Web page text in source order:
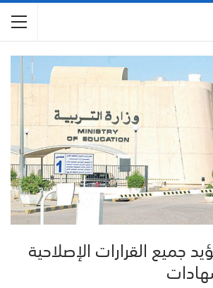
جميع القرارات الإصلاحية